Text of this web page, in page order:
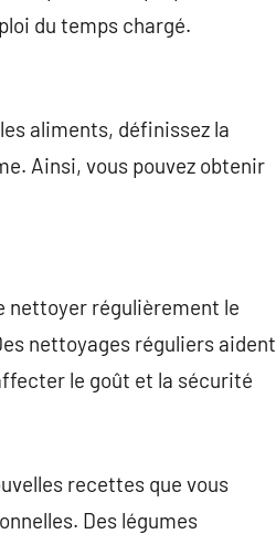
du temps chargé.
aliments, définissez la
Ainsi, vous pouvez obtenir
nettoyer régulièrement le
nettoyages réguliers aident
le goût et la sécurité
recettes que vous
Des légumes